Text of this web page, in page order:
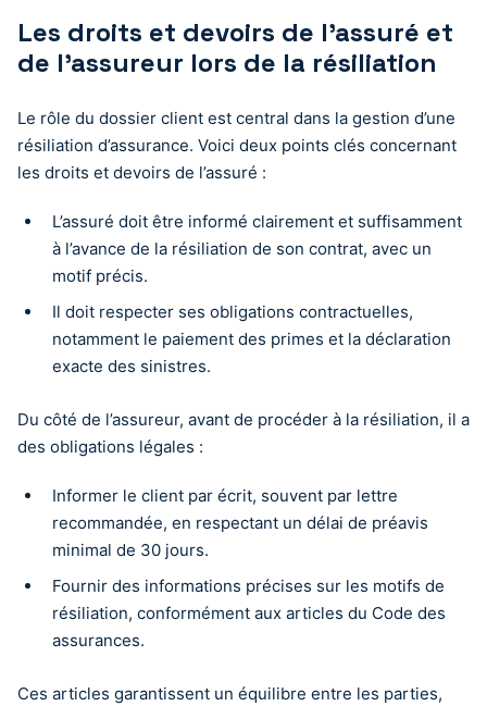
Les droits et devoirs de l’assuré et
de l’assureur lors de la résiliation
Le rôle du dossier client est central dans la gestion d’une
résiliation d’assurance. Voici deux points clés concernant
les droits et devoirs de l’assuré :
L’assuré doit être informé clairement et suffisamment
à l’avance de la résiliation de son contrat, avec un
motif précis.
Il doit respecter ses obligations contractuelles,
notamment le paiement des primes et la déclaration
exacte des sinistres.
Du côté de l’assureur, avant de procéder à la résiliation, il a
des obligations légales :
Informer le client par écrit, souvent par lettre
recommandée, en respectant un délai de préavis
minimal de 30 jours.
Fournir des informations précises sur les motifs de
résiliation, conformément aux articles du Code des
assurances.
Ces articles garantissent un équilibre entre les parties,